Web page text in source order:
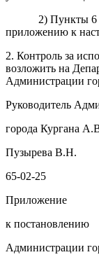
2)Пункты 6
приложению к
2. Контроль за
возложить на
Администрации
Руководитель
города Кургана
Пузырева В.Н.
65-02-25
Приложение
к постановлению
Администрации